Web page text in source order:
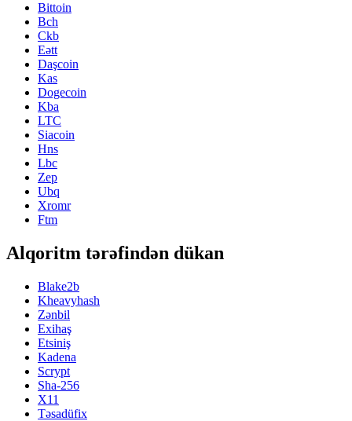
Bittoin
Bch
Ckb
Eətt
Daşcoin
Kas
Dogecoin
Kba
LTC
Siacoin
Hns
Lbc
Zep
Ubq
Xromr
Ftm
Alqoritm tərəfindən dükan
Blake2b
Kheavyhash
Zənbil
Exihaş
Etsiniş
Kadena
Scrypt
Sha-256
X11
Təsadüfix